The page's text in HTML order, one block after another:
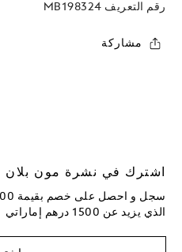
رقم التعريف MB198324
مشاركة
اشترك في نشرة مون بلان
الذي يزيد عن 1500 درهم إماراتي